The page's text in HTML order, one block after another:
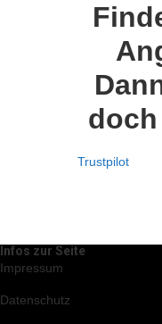
Trustpilot
Infos zur Seite
Impressum
Datenschutz